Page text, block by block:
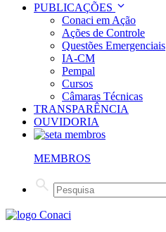
PUBLICAÇÕES
Conaci em Ação
Ações de Controle
Questões Emergenciais
IA-CM
Pempal
Cursos
Câmaras Técnicas
TRANSPARÊNCIA
OUVIDORIA
MEMBROS